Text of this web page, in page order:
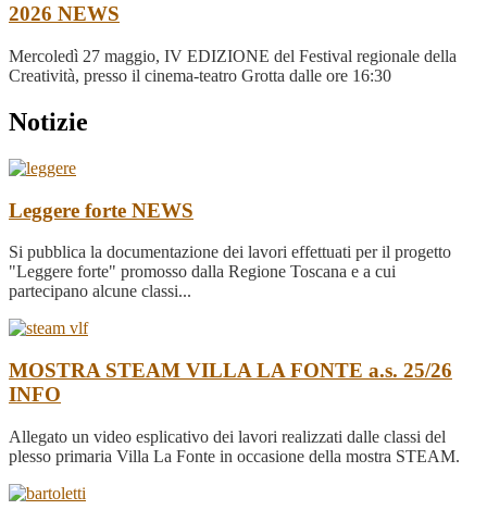
2026 NEWS
Mercoledì 27 maggio, IV EDIZIONE del Festival regionale della
Creatività, presso il cinema-teatro Grotta dalle ore 16:30
Notizie
Leggere forte NEWS
Si pubblica la documentazione dei lavori effettuati per il progetto
"Leggere forte" promosso dalla Regione Toscana e a cui
partecipano alcune classi...
MOSTRA STEAM VILLA LA FONTE a.s. 25/26
INFO
Allegato un video esplicativo dei lavori realizzati dalle classi del
plesso primaria Villa La Fonte in occasione della mostra STEAM.